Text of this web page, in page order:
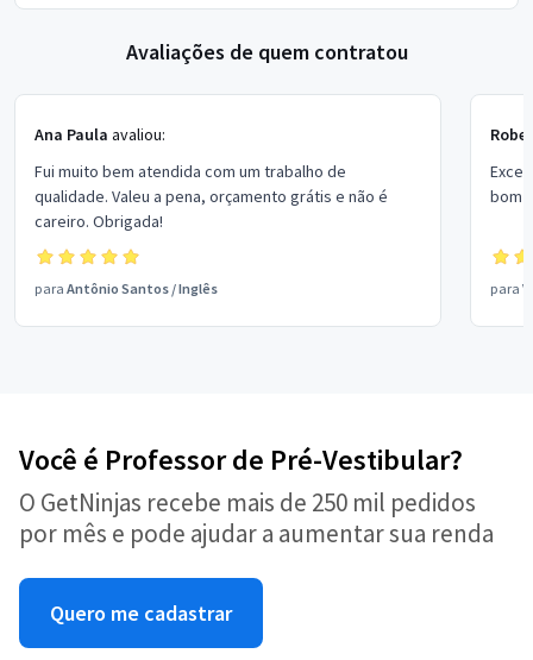
Avaliações de quem contratou
Ana Paula avaliou:
Fui muito bem atendida com um trabalho de
qualidade. Valeu a pena, orçamento grátis e não é
careiro. Obrigada!
para Antônio Santos /Inglês
bom
para
Você é Professor de Pré-Vestibular?
O GetNinjas recebe mais de 250 mil pedidos
por mês e pode ajudar a aumentar sua renda
Quero me cadastrar